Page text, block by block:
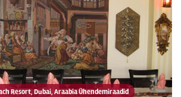
Resort, Dubai, Araabia Ühendemiraadid